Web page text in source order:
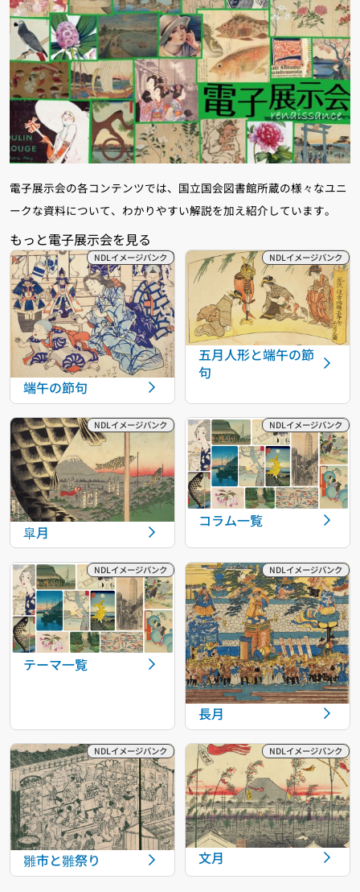
電子展示会の各コンテンツでは、国立国会図書館所蔵の様々なユニ
ークな資料について、わかりやすい解説を加え紹介しています。
端午の節句
五月人形と端午の節
句
皐月
コラム一覧
テーマ一覧
長月
雛市と雛祭り 文月